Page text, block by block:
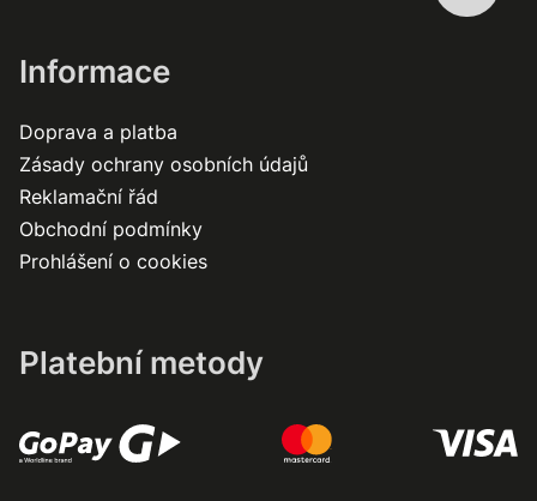
Informace
Doprava a platba
Zásady ochrany osobních údajů
Reklamační řád
Obchodní podmínky
Prohlášení o cookies
Platební metody